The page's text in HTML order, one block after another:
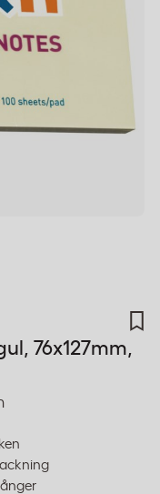
76x127mm,